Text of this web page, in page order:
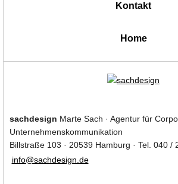
Kontakt
Home
sachdesign Marte Sach · Agentur für
Unternehmenskommunikation
Billstraße 103 · 20539 Hamburg · Tel. 040 /
info@sachdesign.de